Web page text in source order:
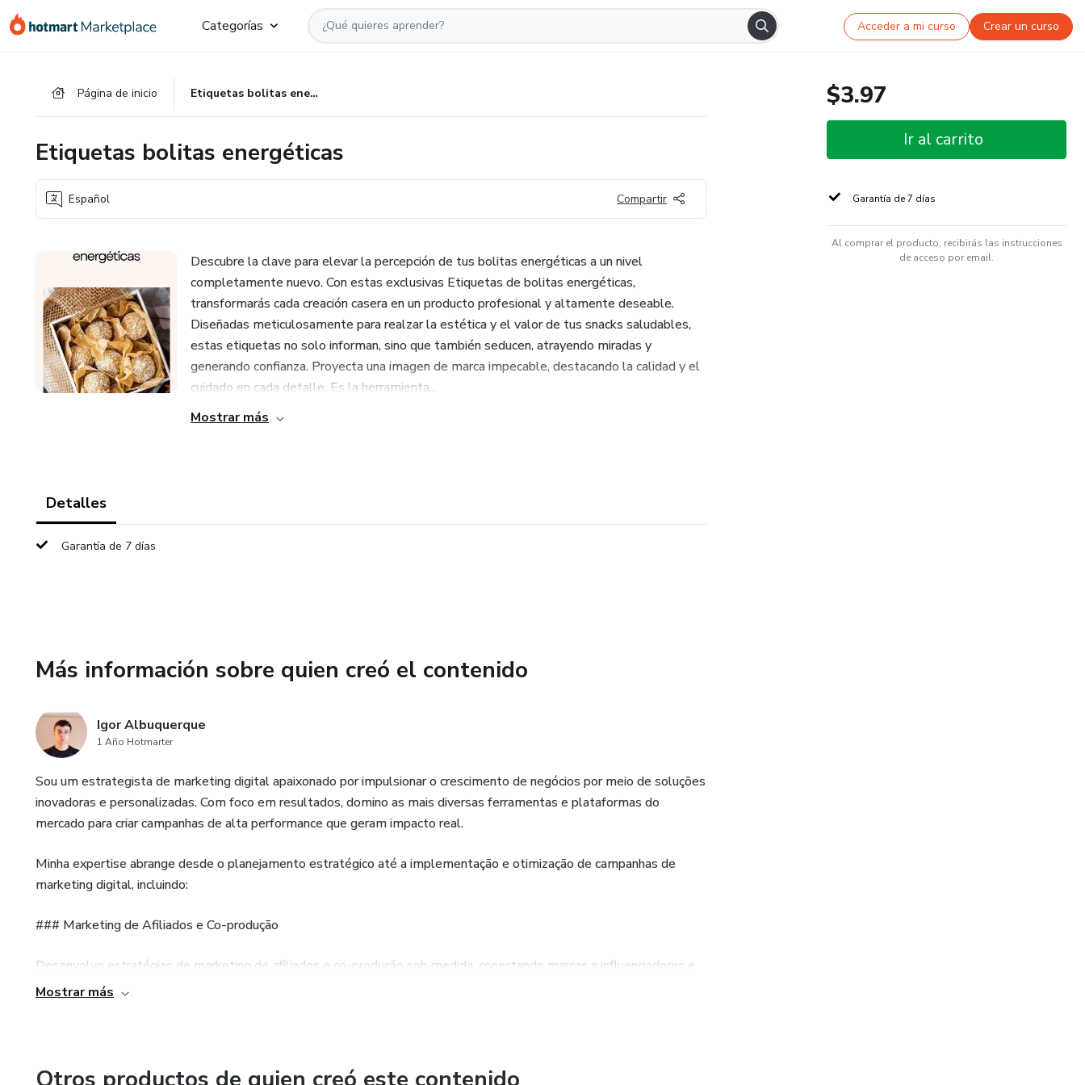
Categorías Acceder a mi curso Crear un curso
Página de inicio Etiquetas bolitas energéticas
Etiquetas bolitas energéticas
Español Compartir
Descubre la clave para elevar la percepción de tus bolitas energéticas a un nivel
completamente nuevo. Con estas exclusivas Etiquetas de bolitas energéticas,
transformarás cada creación casera en un producto profesional y altamente deseable.
Diseñadas meticulosamente para realzar la estética y el valor de tus snacks saludables,
estas etiquetas no solo informan, sino que también seducen, atrayendo miradas y
generando confianza. Proyecta una imagen de marca impecable, destacando la calidad y el
cuidado en cada detalle. Es la herramienta...
Mostrar más
Detalles
Garantía de 7 días
Más información sobre quien creó el contenido
Igor Albuquerque
1 Año Hotmarter
Sou um estrategista de marketing digital apaixonado por impulsionar o crescimento de negócios por meio de soluções
inovadoras e personalizadas. Com foco em resultados, domino as mais diversas ferramentas e plataformas do
mercado para criar campanhas de alta performance que geram impacto real.
Minha expertise abrange desde o planejamento estratégico até a implementação e otimização de campanhas de
marketing digital, incluindo:
### Marketing de Afiliados e Co-produção
Desenvolvo estratégias de marketing de afiliados e co-produção sob medida, conectando marcas a influenciadores e
parceiros estratégicos para expandir o alcance e aumentar as vendas.
Sou especialista em Google Ads e Meta Ads, criando campanhas de anúncios altamente segmentadas e otimizadas
Mostrar más
$3.97
Ir al carrito
Garantía de 7 días
Al comprar el producto, recibirás las instrucciones
de acceso por email.